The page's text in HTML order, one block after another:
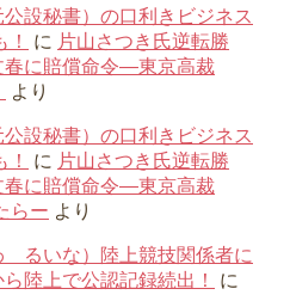
設秘書）の口利きビジネス
に 片山さつき氏逆転勝
に賠償命令―東京高裁
より
設秘書）の口利きビジネス
に 片山さつき氏逆転勝
に賠償命令―東京高裁
らー より
るいな）陸上競技関係者に
陸上で公認記録続出！
に